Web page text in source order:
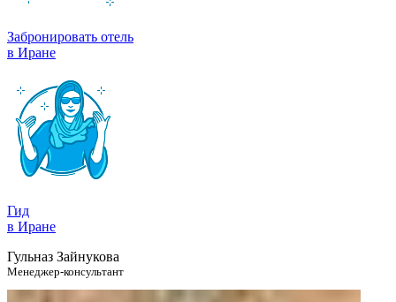
Забронировать отель
в Иране
Гид
в Иране
Гульназ Зайнукова
Менеджер-консультант